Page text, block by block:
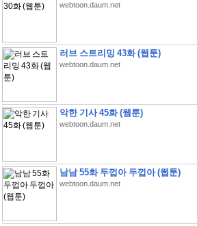
webtoon.daum.net
러브 스트리밍 43화 (웹툰)
webtoon.daum.net
악한 기사 45화 (웹툰)
webtoon.daum.net
남남 55화 두껍아 두껍아 (웹툰)
webtoon.daum.net